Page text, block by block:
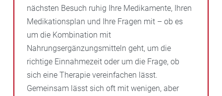
nächsten Besuch ruhig Ihre Medikamente, Ihren
Medikationsplan und Ihre Fragen mit – ob es
um die Kombination mit
Nahrungsergänzungsmitteln geht, um die
richtige Einnahmezeit oder um die Frage, ob
sich eine Therapie vereinfachen lässt.
Gemeinsam lässt sich oft mit wenigen, aber